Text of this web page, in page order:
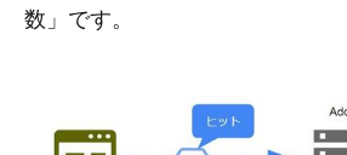
数」です。